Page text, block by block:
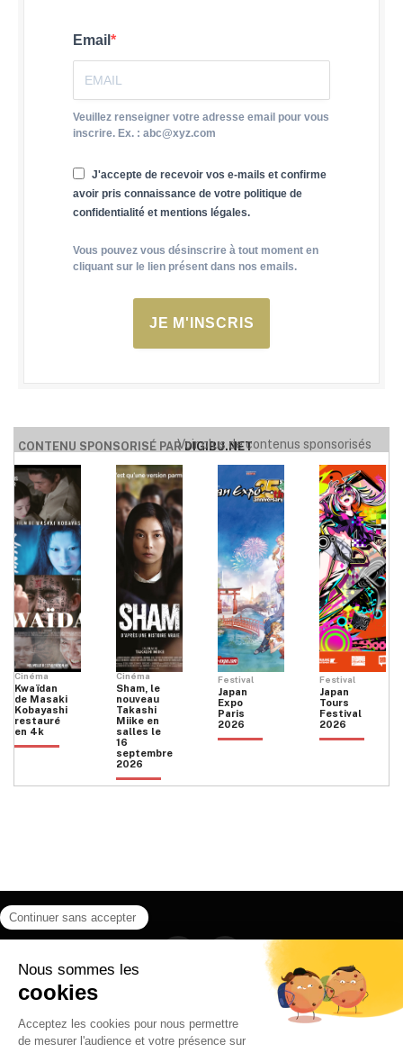
Email
Veuillez renseigner votre adresse email pour vous
inscrire. Ex. : abc@xyz.com
J'accepte de recevoir vos e-mails et confirme
avoir pris connaissance de votre politique de
confidentialité et mentions légales.
Vous pouvez vous désinscrire à tout moment en
cliquant sur le lien présent dans nos emails.
JE M'INSCRIS
CONTENU SPONSORISÉ PARDIGIBU.NET
Voir plus de contenus sponsorisés
Cinéma
Kwaïdan
de Masaki
Kobayashi
restauré
en 4k
Cinéma
Sham, le
nouveau
Takashi
Miike en
salles le
16
septembre
2026
Festival
Japan
Expo
Paris
2026
Festival
Japan
Tours
Festival
2026
Instagram
CONTACT
POLITIQUE DE CONFIDENTIALITÉ